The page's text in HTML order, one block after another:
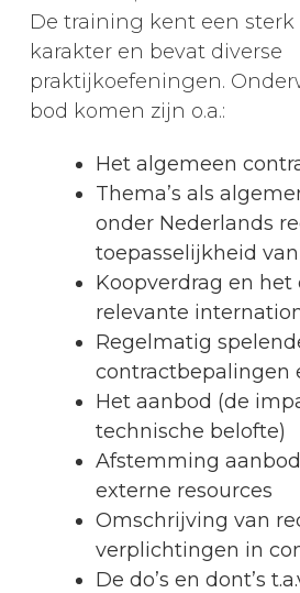
De training kent een
karakter en bevat diverse
praktijkoefeningen.
bod komen zijn o.a.:
Het algemeen
Thema’s als
onder Nederlands
toepasselijkheid
Koopverdrag en het
relevante
Regelmatig
contractbepalingen
Het aanbod (de
technische belofte)
Afstemming
externe resources
Omschrijving van
verplichtingen in
De do’s en dont’s